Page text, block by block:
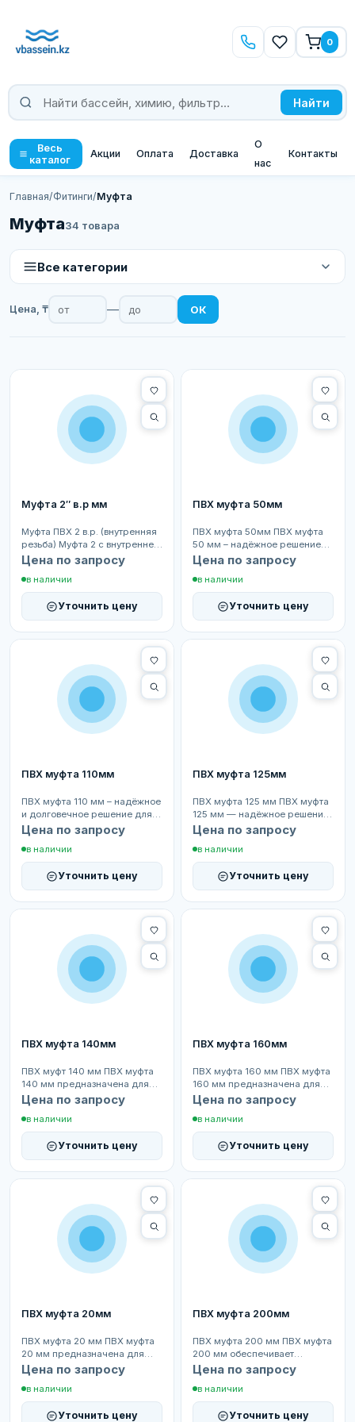
Найти
0
Весь
каталог
Акции Оплата Доставка
О
нас
Контакты
Главная/Фитинги/Муфта
Муфта34 товара
Все категории
Цена, ₸ — ОК
Муфта 2″ в.р мм
Муфта ПВХ 2 в.р. (внутренняя
резьба) Муфта 2 с внутренней
резьбой предназначена для
надёжного с...
Цена по запросу
в наличии
Уточнить цену
ПВХ муфта 50мм
ПВХ муфта 50мм ПВХ муфта
50 мм – надёжное решение
для соединения труб
одинакового диаметра в си...
Цена по запросу
в наличии
Уточнить цену
ПВХ муфта 110мм
ПВХ муфта 110 мм – надёжное
и долговечное решение для
соединения труб одинакового
диаметра в си...
Цена по запросу
в наличии
Уточнить цену
ПВХ муфта 125мм
ПВХ муфта 125 мм ПВХ муфта
125 мм — надёжное решение
для соединения труб
одинакового диаметра в...
Цена по запросу
в наличии
Уточнить цену
ПВХ муфта 140мм
ПВХ муфт 140 мм ПВХ муфта
140 мм предназначена для
надёжного соединения труб
одинакового диамет...
Цена по запросу
в наличии
Уточнить цену
ПВХ муфта 160мм
ПВХ муфта 160 мм ПВХ муфта
160 мм предназначена для
надёжного соединения труб
одинакового диаме...
Цена по запросу
в наличии
Уточнить цену
ПВХ муфта 20мм
ПВХ муфта 20 мм ПВХ муфта
20 мм предназначена для
надёжного соединения труб
одинакового диаметр...
Цена по запросу
в наличии
Уточнить цену
ПВХ муфта 200мм
ПВХ муфта 200 мм ПВХ муфта
200 мм обеспечивает
надёжное соединение труб
одинакового диаметра в...
Цена по запросу
в наличии
Уточнить цену